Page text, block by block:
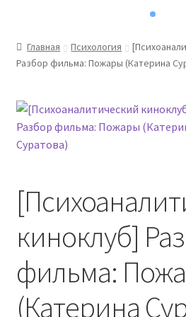
Главная Психология
Разбор фильма: Пожары (Катерина
киноклуб]
фильма:
(Катерина